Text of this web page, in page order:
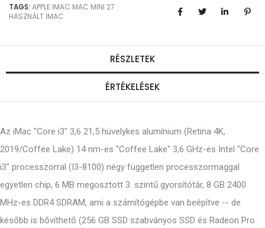
TAGS: APPLE IMAC MAC MINI 27
HASZNÁLT IMAC
RÉSZLETEK
ÉRTÉKELÉSEK
Az iMac "Core i3" 3,6 21,5 hüvelykes alumínium (Retina 4K,
2019/Coffee Lake) 14 nm-es "Coffee Lake" 3,6 GHz-es Intel "Core
i3" processzorral (I3-8100) négy független processzormaggal
egyetlen chip, 6 MB megosztott 3. szintű gyorsítótár, 8 GB 2400
MHz-es DDR4 SDRAM, ami a számítógépbe van beépítve -- de
később is bővíthető (256 GB SSD szabványos SSD és Radeon Pro